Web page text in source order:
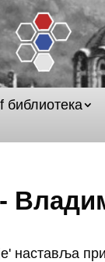
библиотека
наставља